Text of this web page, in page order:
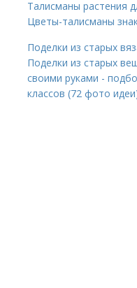
Талисманы растения
Цветы-талисманы
Поделки из старых
Поделки из старых
своими руками -
классов (72 фото